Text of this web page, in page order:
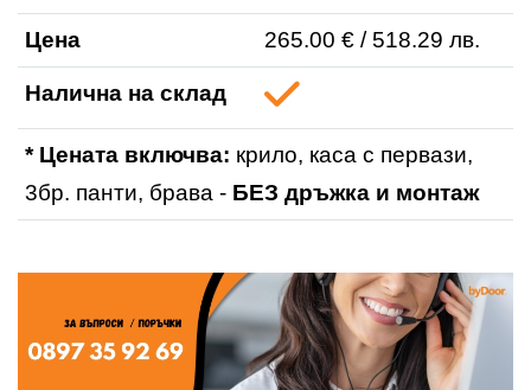
Цена 265.00 € / 518.29 лв.
Налична на склад
* Цената включва: крило, каса с первази,
3бр. панти, брава - БЕЗ дръжка и монтаж